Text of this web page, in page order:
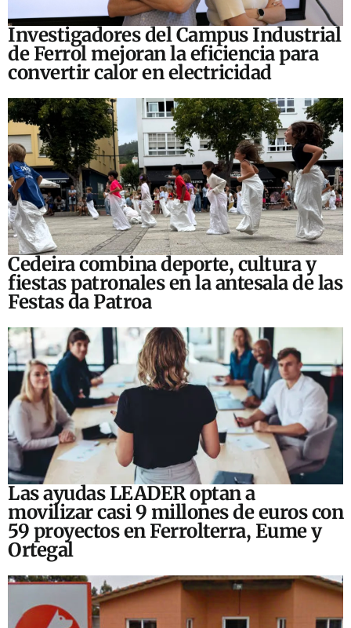
Investigadores del Campus Industrial
de Ferrol mejoran la eficiencia para
convertir calor en electricidad
Cedeira combina deporte, cultura y
fiestas patronales en la antesala de las
Festas da Patroa
Las ayudas LEADER optan a
movilizar casi 9 millones de euros con
59 proyectos en Ferrolterra, Eume y
Ortegal